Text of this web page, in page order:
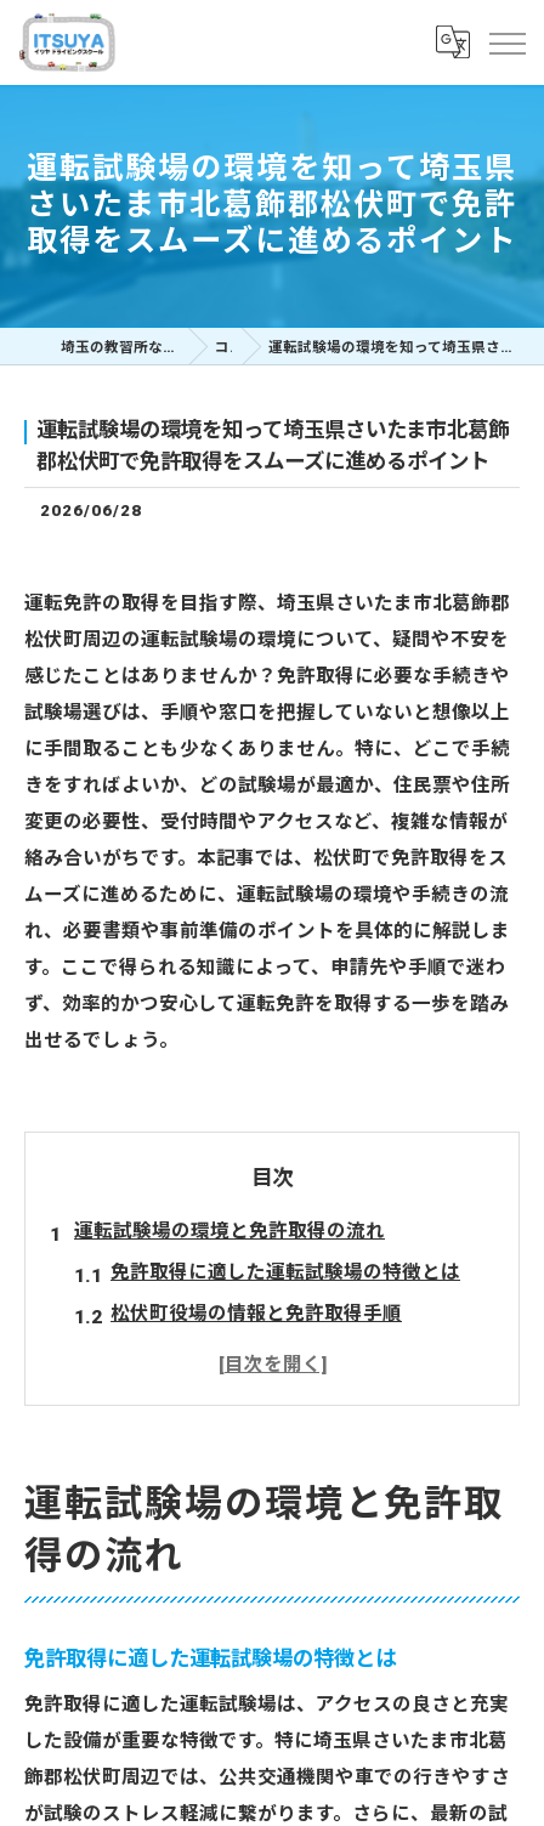
運転試験場の環境を知って埼玉県
さいたま市北葛飾郡松伏町で免許
取得をスムーズに進めるポイント
埼玉の教習所ならイツヤドライビングスクール コラム 運転試験場の環境を知って埼玉県さいたま市北葛飾郡松伏町で免許取得をスムーズに進めるポイント
運転試験場の環境を知って埼玉県さいたま市北葛飾
郡松伏町で免許取得をスムーズに進めるポイント
2026/06/28
運転免許の取得を目指す際、埼玉県さいたま市北葛飾郡
松伏町周辺の運転試験場の環境について、疑問や不安を
感じたことはありませんか？免許取得に必要な手続きや
試験場選びは、手順や窓口を把握していないと想像以上
に手間取ることも少なくありません。特に、どこで手続
きをすればよいか、どの試験場が最適か、住民票や住所
変更の必要性、受付時間やアクセスなど、複雑な情報が
絡み合いがちです。本記事では、松伏町で免許取得をス
ムーズに進めるために、運転試験場の環境や手続きの流
れ、必要書類や事前準備のポイントを具体的に解説しま
す。ここで得られる知識によって、申請先や手順で迷わ
ず、効率的かつ安心して運転免許を取得する一歩を踏み
出せるでしょう。
目次
運転試験場の環境と免許取得の流れ
免許取得に適した運転試験場の特徴とは
松伏町役場の情報と免許取得手順
試験場環境が免許取得に与える影響
免許取得へスムーズに進む松伏町での手続き
松伏町役場の窓口で免許取得手続きを進め
る方法
免許取得前に確認したい松伏町役場の連絡
免許取得を円滑に進めるための手続きポイ
ント
松伏町役場ホームページで手順をチェック
しよう
運転試験場の環境と免許取
得の流れ
免許取得に適した運転試験場の特徴とは
免許取得に適した運転試験場は、アクセスの良さと充実
した設備が重要な特徴です。特に埼玉県さいたま市北葛
飾郡松伏町周辺では、公共交通機関や車での行きやすさ
が試験のストレス軽減に繋がります。さらに、最新の試